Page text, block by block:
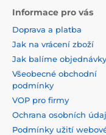
Informace pro vás
Doprava a platba
Jak na vrácení zboží
Jak balíme objednávky
Všeobecné obchodní
podmínky
VOP pro firmy
Ochrana osobních
Podmínky užití